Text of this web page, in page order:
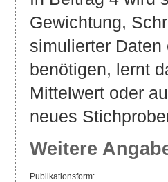
Gewichtung,
simulierter
benötigen, lernt
Mittelwert oder
neues
Weitere
Publikationsform: